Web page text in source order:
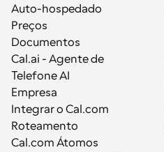
Auto-hospedado
Preços
Documentos
Cal.ai - Agente de
Telefone AI
Empresa
Integrar o Cal.com
Roteamento
Cal.com Átomos